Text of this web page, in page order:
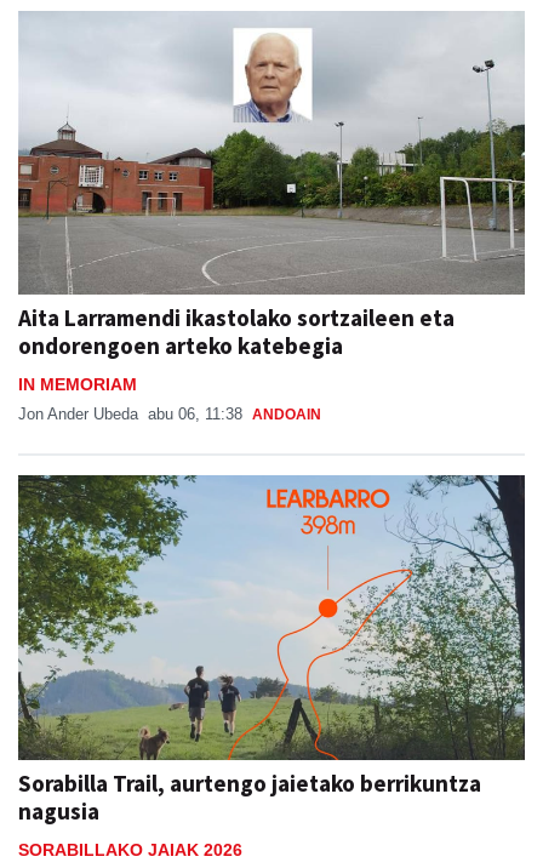
Aita Larramendi ikastolako sortzaileen eta
ondorengoen arteko katebegia
IN MEMORIAM
Jon Ander Ubeda abu 06, 11:38 ANDOAIN
Sorabilla Trail, aurtengo jaietako berrikuntza
nagusia
SORABILLAKO JAIAK 2026